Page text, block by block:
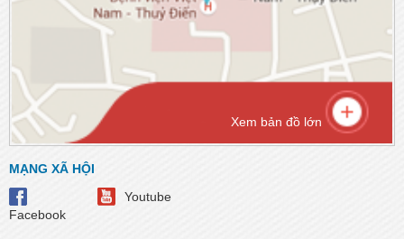
Xem bản đồ lớn
MẠNG XÃ HỘI
Facebook
Youtube